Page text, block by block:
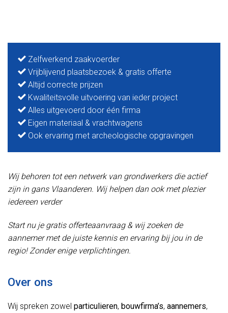
Zelfwerkend zaakvoerder
Vrijblijvend plaatsbezoek & gratis offerte
Altijd correcte prijzen
Kwaliteitsvolle uitvoering van ieder project
Alles uitgevoerd door één firma
Eigen materiaal & vrachtwagens
Ook ervaring met archeologische opgravingen
Wij behoren tot een netwerk van grondwerkers die actief
zijn in gans Vlaanderen. Wij helpen dan ook met plezier
iedereen verder
Start nu je gratis offerteaanvraag & wij zoeken de
aannemer met de juiste kennis en ervaring bij jou in de
regio! Zonder enige verplichtingen.
Over ons
Wij spreken zowel particulieren, bouwfirma’s, aannemers,